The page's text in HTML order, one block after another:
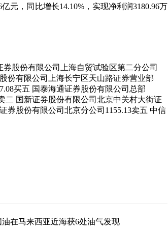
元，同比增长14.10%，实现净利润3180.96万
股份有限公司上海自贸试验区第二分公司
份有限公司上海长宁区天山路证券营业部
买五 国泰海通证券股份有限公司总部
二 国新证券股份有限公司北京中关村大街证
券股份有限公司北京分公司1155.13卖五 中信
在马来西亚近海获6处油气发现